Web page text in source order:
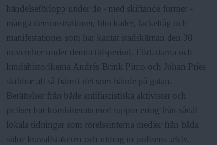
händelseförlopp under de - med skiftande former -
många demonstrationer, blockader, fackeltåg och
manifestationer som har kantat stadskärnan den 30
november under denna tidsperiod. Författarna och
lundahistorikerna Andrés Brink Pinto och Johan Pries
skildrar alltså främst det som hände på gatan.
Berättelser från både antifascistiska aktivister och
poliser har kombinerats med rapportering från såväl
lokala tidningar som rörelseinterna medier från båda
sidor kravallstaketen och utdrag ur polisens arkiv.